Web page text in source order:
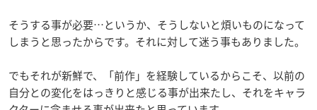
そうする事が必要…というか、そうしないと煩いものになって
しまうと思ったからです。それに対して迷う事もありました。
でもそれが新鮮で、「前作」を経験しているからこそ、以前の
自分との変化をはっきりと感じる事が出来たし、それをキャラ